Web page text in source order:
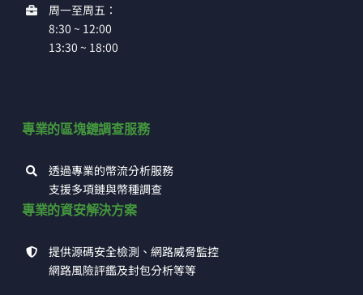
周一至周五：
8:30 ~ 12:00
13:30 ~ 18:00
專業的區塊鏈調查服務
透過專業的幣流分析服務
支援多項鏈與幣種調查
專業的資安解決方案
提供源碼安全檢測、網路威脅監控
網路風險評鑑及封包分析等等